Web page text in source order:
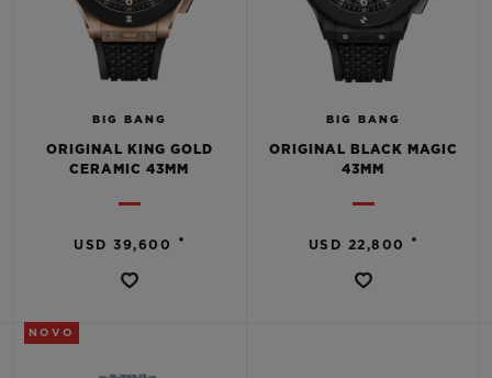
BIG BANG
ORIGINAL KING GOLD
CERAMIC 43MM
USD 39,600 •
BIG BANG
ORIGINAL BLACK MAGIC
43MM
USD 22,800 •
NOVO
ENCONTRAR UMA